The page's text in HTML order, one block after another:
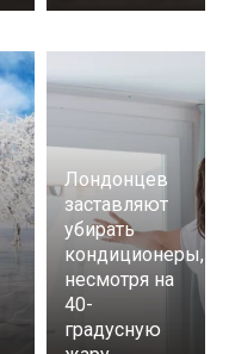
Лондонцев
заставляют
убирать
кондиционеры,
несмотря на
40-
градусную